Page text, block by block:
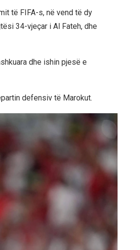
të FIFA-s, në vend të dy
34-vjeçar i Al Fateh, dhe
dhe ishin pjesë e
defensiv të Marokut.